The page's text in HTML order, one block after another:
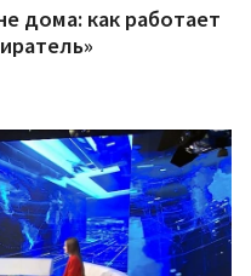
дома: как работает